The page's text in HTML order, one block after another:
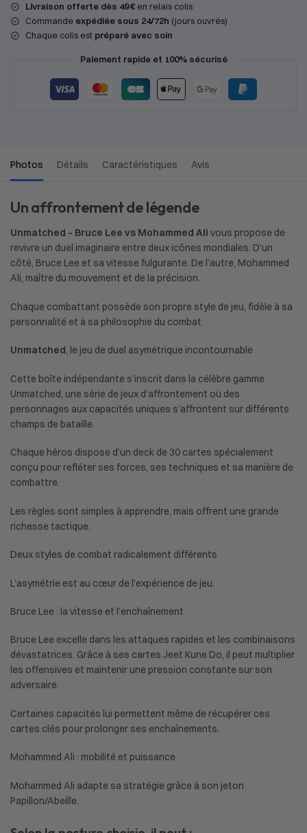
Livraison offerte dès 49 € en relais colis
Commande expédiée sous 24/72h (jours ouvrés)
Chaque colis est préparé avec soin
Paiement rapide et 100% sécurisé
Photos Détails Caractéristiques Avis
Un affrontement de légende
Unmatched – Bruce Lee vs Mohammed Ali vous propose de
revivre un duel imaginaire entre deux icônes mondiales. D’un
côté, Bruce Lee et sa vitesse fulgurante. De l’autre, Mohammed
Ali, maître du mouvement et de la précision.
Chaque combattant possède son propre style de jeu, fidèle à sa
personnalité et à sa philosophie du combat.
Unmatched, le jeu de duel asymétrique incontournable
Cette boîte indépendante s’inscrit dans la célèbre gamme
Unmatched, une série de jeux d’affrontement où des
personnages aux capacités uniques s’affrontent sur différents
champs de bataille.
Chaque héros dispose d’un deck de 30 cartes spécialement
conçu pour refléter ses forces, ses techniques et sa manière de
combattre.
Les règles sont simples à apprendre, mais offrent une grande
richesse tactique.
Deux styles de combat radicalement différents
L’asymétrie est au cœur de l’expérience de jeu.
Bruce Lee : la vitesse et l’enchaînement
Bruce Lee excelle dans les attaques rapides et les combinaisons
dévastatrices. Grâce à ses cartes Jeet Kune Do, il peut multiplier
les offensives et maintenir une pression constante sur son
adversaire.
Certaines capacités lui permettent même de récupérer ces
cartes clés pour prolonger ses enchaînements.
Mohammed Ali : mobilité et puissance
Mohammed Ali adapte sa stratégie grâce à son jeton
Papillon/Abeille.